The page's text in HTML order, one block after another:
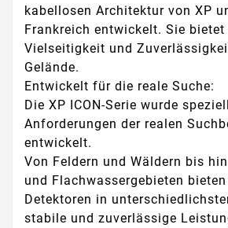
kabellosen Architektur von XP
Frankreich entwickelt. Sie bietet
Vielseitigkeit und
Gelände.
Entwickelt für die reale Suche:
Die XP ICON-Serie wurde
Anforderungen der realen
entwickelt.
Von Feldern und Wäldern bis
und Flachwassergebieten bieten
Detektoren in
stabile und zuverlässige